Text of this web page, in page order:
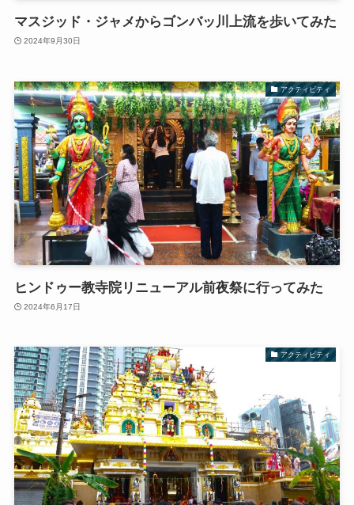
マスジッド・ジャメからゴンバッ川上流を歩いてみた
2024年9月30日
アクティビティ
ヒンドゥー教寺院リニューアル前夜祭に行ってみた
2024年6月17日
アクティビティ